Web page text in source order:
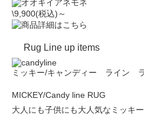
\9,900(税込)～
Rug Line up items
ミッキー/キャンディー ライン
MICKEY/Candy line RUG
大人にも子供にも大人気なミッキ